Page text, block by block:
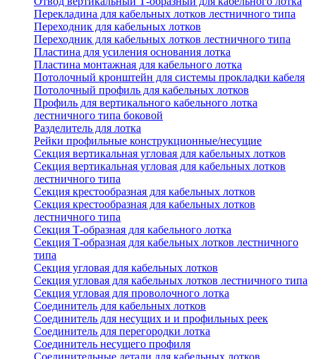
Перекладина для кабельных лотков лестничного типа
Переходник для кабельных лотков
Переходник для кабельных лотков лестничного типа
Пластина для усиления основания лотка
Пластина монтажная для кабельного лотка
Потолочный кронштейн для системы прокладки кабеля
Потолочный профиль для кабельных лотков
Профиль для вертикального кабельного лотка
лестничного типа боковой
Разделитель для лотка
Рейки профильные конструкционные/несущие
Секция вертикальная угловая для кабельных лотков
Секция вертикальная угловая для кабельных лотков
лестничного типа
Секция крестообразная для кабельных лотков
Секция крестообразная для кабельных лотков
лестничного типа
Секция Т-образная для кабельного лотка
Секция Т-образная для кабельных лотков лестничного
типа
Секция угловая для кабельных лотков
Секция угловая для кабельных лотков лестничного типа
Секция угловая для проволочного лотка
Соединитель для кабельных лотков
Соединитель для несущих и и профильных реек
Соединитель для перегородки лотка
Соединитель несущего профиля
Соединительные детали для кабельных лотков